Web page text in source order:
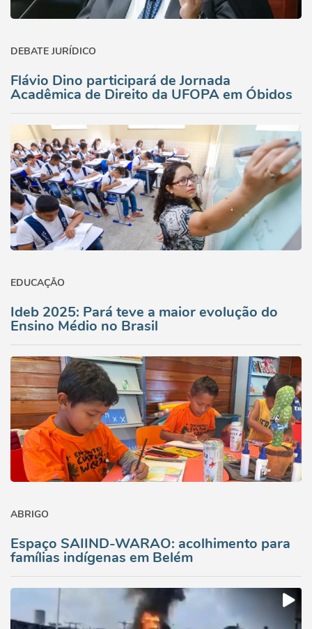
DEBATE JURÍDICO
Flávio Dino participará de Jornada
Acadêmica de Direito da UFOPA em Óbidos
EDUCAÇÃO
Ideb 2025: Pará teve a maior evolução do
Ensino Médio no Brasil
ABRIGO
Espaço SAIIND-WARAO: acolhimento para
famílias indígenas em Belém